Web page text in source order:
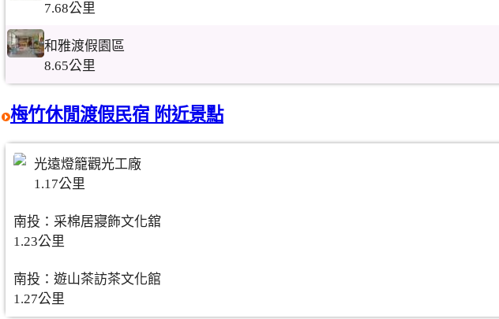
7.68公里
和雅渡假園區
8.65公里
梅竹休閒渡假民宿 附近景點
光遠燈籠觀光工廠
1.17公里
南投：采棉居寢飾文化舘
1.23公里
南投：遊山茶訪茶文化館
1.27公里